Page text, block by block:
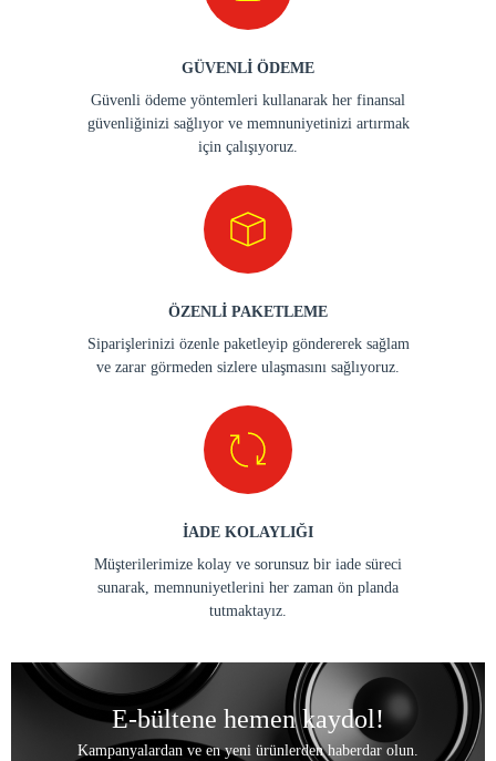
GÜVENLİ ÖDEME
Güvenli ödeme yöntemleri kullanarak her finansal
güvenliğinizi sağlıyor ve memnuniyetinizi artırmak
için çalışıyoruz.
ÖZENLİ PAKETLEME
Siparişlerinizi özenle paketleyip göndererek sağlam
ve zarar görmeden sizlere ulaşmasını sağlıyoruz.
İADE KOLAYLIĞI
Müşterilerimize kolay ve sorunsuz bir iade süreci
sunarak, memnuniyetlerini her zaman ön planda
tutmaktayız.
E-bültene hemen kaydol!
Kampanyalardan ve en yeni ürünlerden haberdar olun.